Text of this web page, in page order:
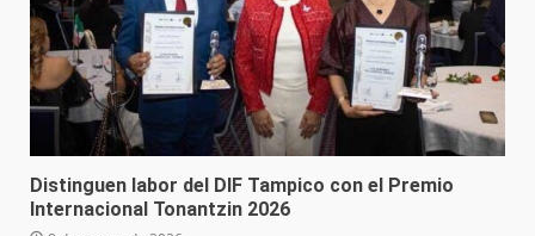
Distinguen labor del DIF Tampico con el Premio
Internacional Tonantzin 2026